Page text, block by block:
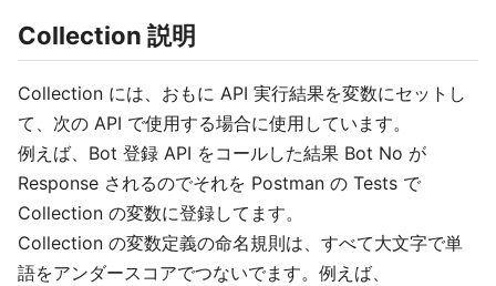
Collection 説明
Collection には、おもに API 実行結果を変数にセットし
て、次の API で使用する場合に使用しています。
例えば、Bot 登録 API をコールした結果 Bot No が
Response されるのでそれを Postman の Tests で
Collection の変数に登録してます。
Collection の変数定義の命名規則は、すべて大文字で単
語をアンダースコアでつないでます。例えば、